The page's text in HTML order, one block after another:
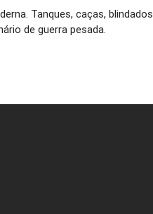
Tanques, caças, blindados
de guerra pesada.